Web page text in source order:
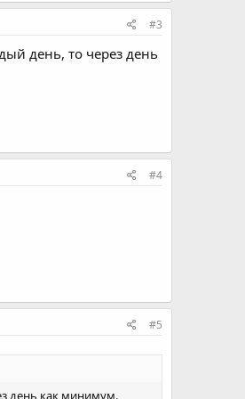
#3
день, то через день
#4
#5
день как минимум.